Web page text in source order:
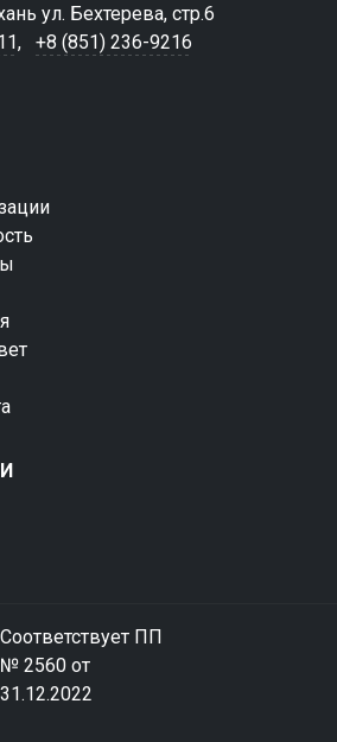
ул. Бехтерева, стр.6
,
+8 (851) 236-9216
Соответствует ПП
№ 2560 от
31.12.2022